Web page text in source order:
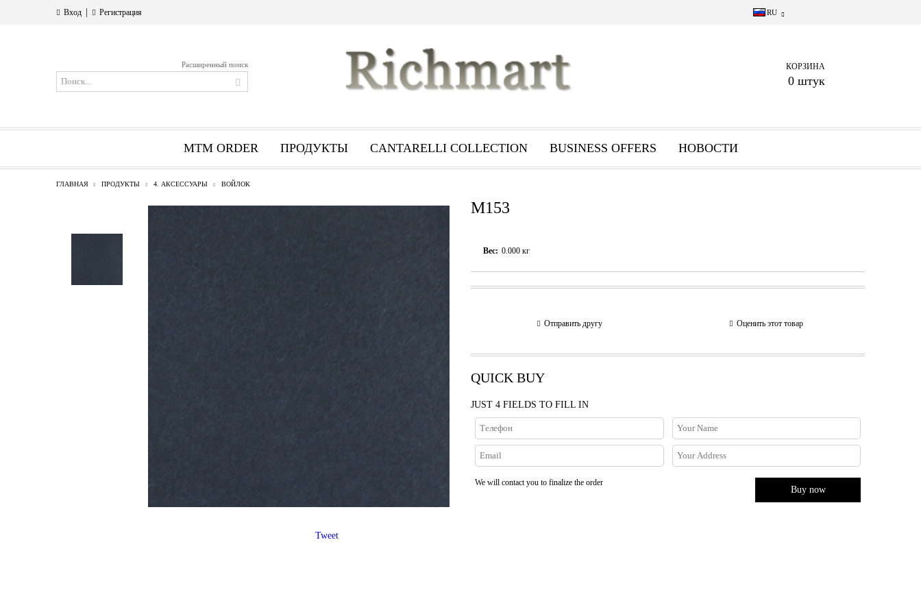
Вход Регистрация RU
Расширенный поиск КОРЗИНА
0 штук
MTM ORDER ПРОДУКТЬI CANTARELLI COLLECTION BUSINESS OFFERS НОВОСТИ
ГЛАВНАЯ ПРОДУКТЫ 4. АКСЕССУАРЫ ВОЙЛОК
M153
Вес: 0.000 кг
Отправить другу Оценить этот товар
QUICK BUY
JUST 4 FIELDS TO FILL IN
We will contact you to finalize the order
Tweet